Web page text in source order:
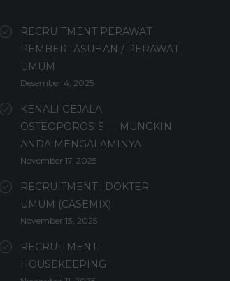
RECRUITMENT PERAWAT
PEMBERI ASUHAN / PERAWAT
UMUM
Desember 4, 2025
KENALI GEJALA
OSTEOPOROSIS — MUNGKIN
ANDA MENGALAMINYA
November 17, 2025
RECRUITMENT : DOKTER
UMUM (CASEMIX)
November 13, 2025
RECRUITMENT:
HOUSEKEEPING